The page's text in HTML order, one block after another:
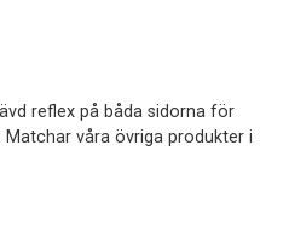
reflex på båda sidorna för
våra övriga produkter i